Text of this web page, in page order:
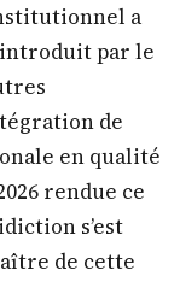
a
introduit par le
de
en qualité
rendue ce
s’est
de cette